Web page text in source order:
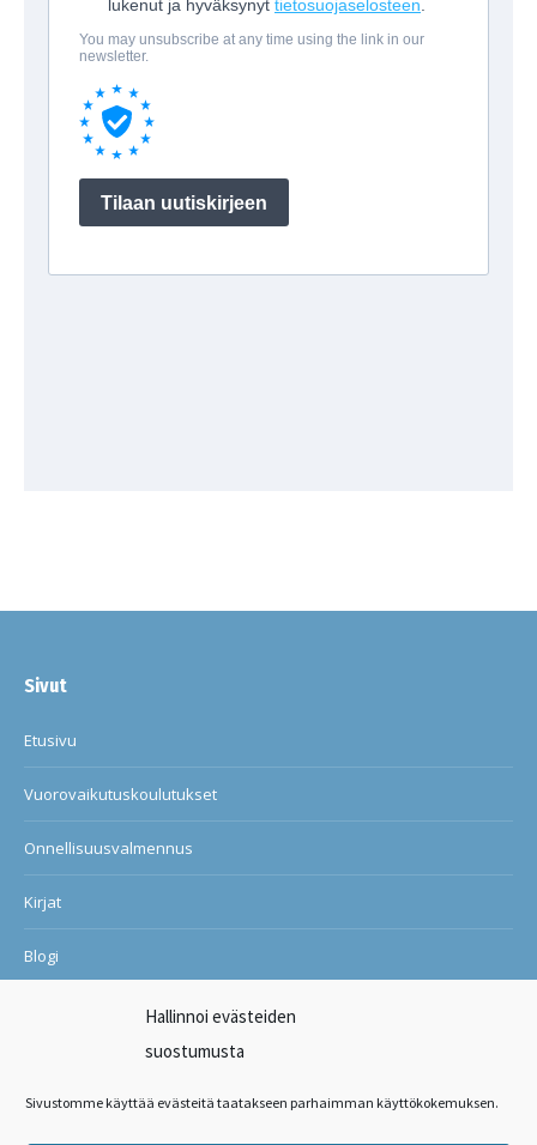
Hallinnoi evästeiden
suostumusta
Sivustomme käyttää evästeitä taatakseen parhaimman käyttökokemuksen.
Sivut
Etusivu
Vuorovaikutuskoulutukset
Onnellisuusvalmennus
Kirjat
Blogi
Ilon ja onnellisuuden kuntosali
Suosituksia asiakkailtani